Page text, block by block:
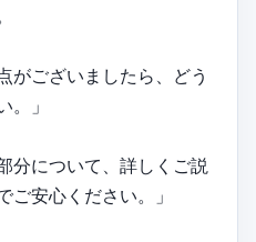
がございましたら、どう
。」
分について、詳しくご説
ご安心ください。」